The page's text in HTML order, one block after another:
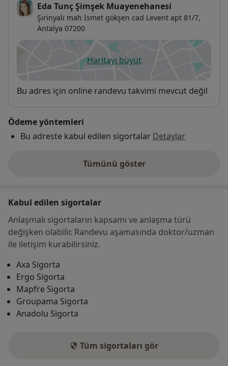
Eda Tunç Şimşek Muayenehanesi
Şirinyalı mah İsmet gökşen cad Levent apt 81/7,
Antalya 07200
Haritayı büyütyeni bir sekmede açılır
Uygunluk
Bu adres için online randevu takvimi mevcut değil
Ödeme yöntemleri
Bu adreste kabul edilen sigortalar Detaylar
Tümünü göster
adres hakkında
Kabul edilen sigortalar
Anlaşmalı sigortaların kapsamı ve anlaşma türü
değişken olabilir. Randevu aşamasında doktor/uzman
ile iletişim kurabilirsiniz.
Axa Sigorta
Ergo Sigorta
Mapfre Sigorta
Groupama Sigorta
Anadolu Sigorta
Tüm sigortaları gör